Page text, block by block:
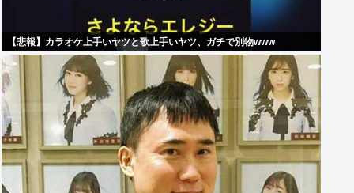
【悲報】カラオケ上手いヤツと歌上手いヤツ、ガチで別物www